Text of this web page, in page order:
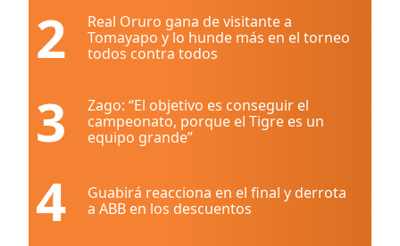
2
Real Oruro gana de visitante a
Tomayapo y lo hunde más en el torneo
todos contra todos
3
Zago: “El objetivo es conseguir el
campeonato, porque el Tigre es un
equipo grande”
4
Guabirá reacciona en el final y derrota
a ABB en los descuentos